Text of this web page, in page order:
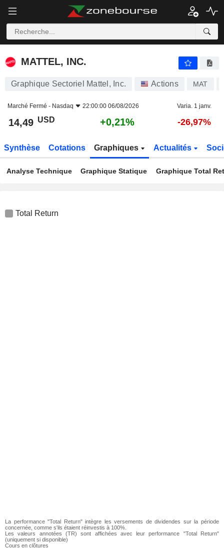
MATTEL, INC.
MATTEL, INC.
Graphique Sectoriel Mattel, Inc. Actions MAT
Marché Fermé - Nasdaq 22:00:00 06/08/2026 Varia. 1 janv.
14,49 USD +0,21% -26,97%
Synthèse Cotations Graphiques Actualités
Analyse Technique Graphique Statique Graphique Total
Total Return
La performance "Total Return" intègre les versements de dividendes sur la période
concernée, comme s'ils étaient réinvestis à 100%.
Les valeurs annotées (TR) sont affichées avec leur performance "Total Return"
(uniquement si disponible)
Cours en clôtures